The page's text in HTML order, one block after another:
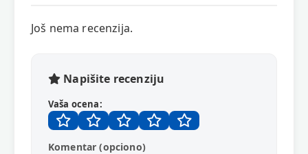
Još nema recenzija.
Napišite recenziju
Vaša ocena:
Komentar (opciono)